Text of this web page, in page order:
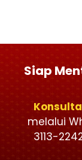
Siap
melalui
3113-